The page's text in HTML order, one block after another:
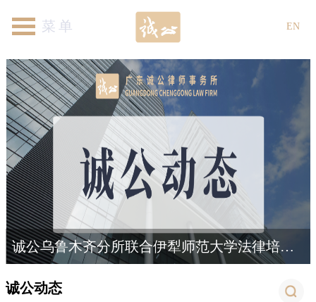
首页
关于我们
律师团队
专业领域
新闻资讯
各地机构
加入我们
联系我们 EN
诚公乌鲁木齐分所联合伊犁师范大学法律培训圆满结束
诚公动态